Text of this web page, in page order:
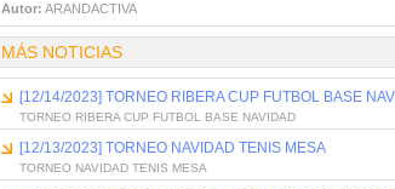
Autor: ARANDACTIVA
MÁS NOTICIAS
[12/14/2023] TORNEO RIBERA CUP FUTBOL BASE
TORNEO RIBERA CUP FUTBOL BASE NAVIDAD
[12/13/2023] TORNEO NAVIDAD TENIS MESA
TORNEO NAVIDAD TENIS MESA